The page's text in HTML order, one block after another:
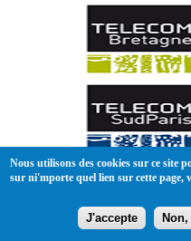
Conditions générales
Nous utilisons des cookies sur ce site
sur ni'mporte quel lien sur cette page,
J'accepte